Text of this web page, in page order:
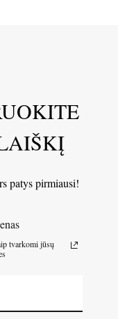
patys pirmiausi!
tvarkomi jūsų